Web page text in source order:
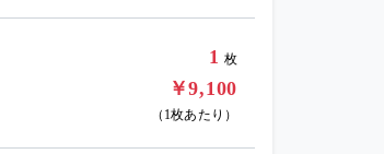
1 枚
￥9,100
（1枚あたり）